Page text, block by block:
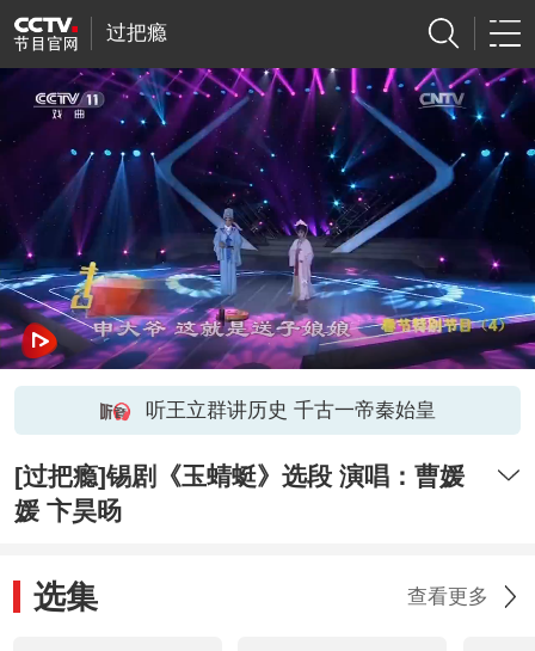
过把瘾
听王立群讲历史 千古一帝秦始皇
[过把瘾]锡剧《玉蜻蜓》选段 演唱：曹媛
媛 卞昊旸
选集 查看更多